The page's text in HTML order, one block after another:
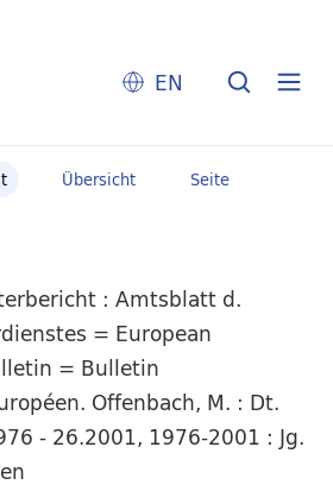
EN
Übersicht Seite
: Amtsblatt d.
= European
= Bulletin
Offenbach, M. : Dt.
- 26.2001, 1976-2001 : Jg.